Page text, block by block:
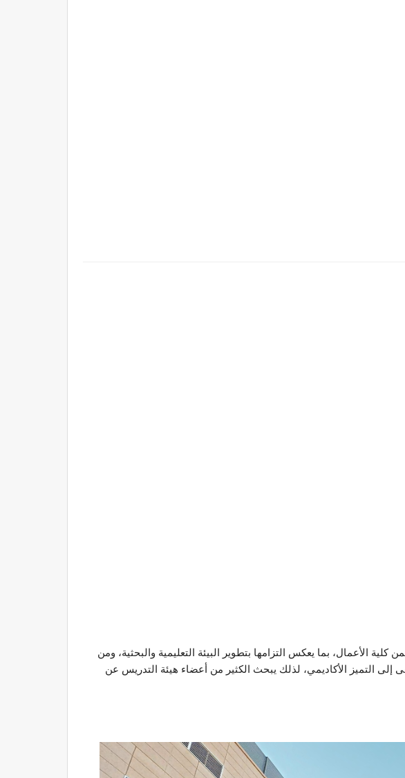
الأعمال، بما يعكس التزامها بتطوير البيئة التعليمية والبحثية، ومن
التميز الأكاديمي، لذلك يبحث الكثير من أعضاء هيئة التدريس عن